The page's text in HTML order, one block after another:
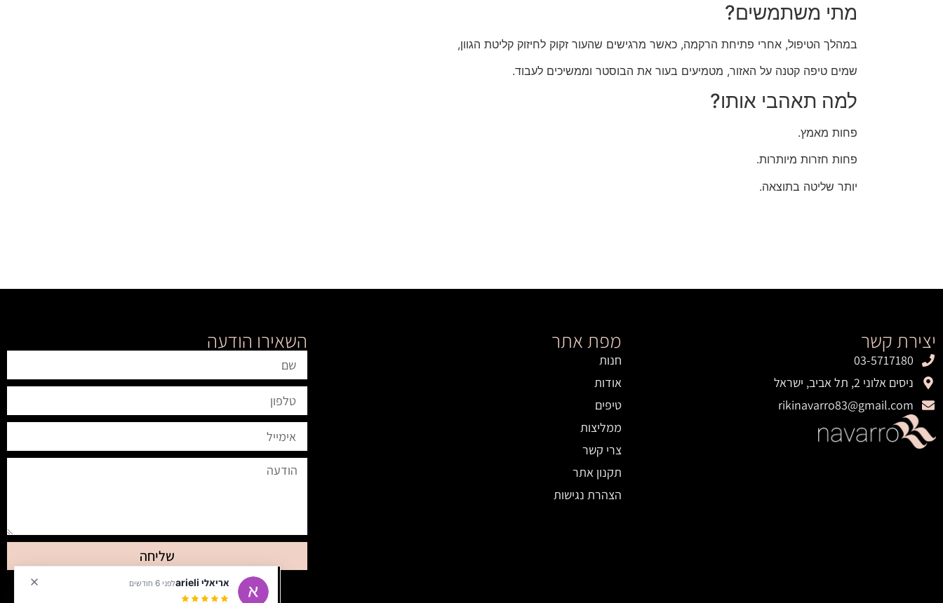
מתי משתמשים?
במהלך הטיפול, אחרי פתיחת הרקמה, כאשר מרגישים שהעור זקוק לחיזוק קליטת הגוון,
שמים טיפה קטנה על האזור, מטמיעים בעור את הבוסטר וממשיכים לעבוד.
למה תאהבי אותו?
פחות מאמץ.
פחות חזרות מיותרות.
יותר שליטה בתוצאה.
יצירת קשר
03-5717180
ניסים אלוני 2, תל אביב, ישראל
rikinavarro83@gmail.com
מפת אתר
חנות
אודות
טיפים
ממליצות
צרי קשר
תקנון אתר
הצהרת נגישות
השאירו הודעה
שליחה
אריאלי arieli לפני 6 חודשים